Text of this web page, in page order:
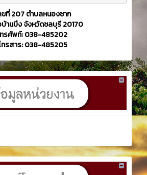
ขที่ 207 ตำบลหนองชาก
บ้านบึง จังหวัดชลบุรี 20170
รศัพท์: 038-485202
ทรสาร: 038-485205